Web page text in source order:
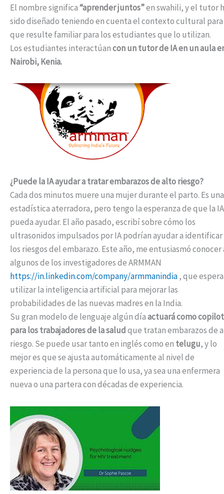
El nombre significa“aprender juntos”en swahili, y el tutor
sido diseñado teniendo en cuenta el contexto cultural para
que resulte familiar para los estudiantes que lo utilizan.
Los estudiantes interactúancon un tutor de IA en un aula
Nairobi, Kenia.
¿Puede la IA ayudar a tratar embarazos de alto riesgo?
Cada dos minutos muere una mujer durante el parto. Es una
estadística aterradora, pero tengo la esperanza de que la IA
pueda ayudar. El año pasado, escribí sobre cómo los
ultrasonidos impulsados por IA podrían ayudar a identificar
los riesgos del embarazo. Este año, me entusiasmó conocer
algunos de los investigadores de ARMMAN
https://in.linkedin.com/company/armmanindia, que
utilizar la inteligencia artificial para mejorar las
probabilidades de las nuevas madres en la India.
Su gran modelo de lenguaje algún díaactuará como
para los trabajadores de la saludque tratan embarazos de
riesgo. Se puede usar tanto en inglés como en telugu, y lo
mejor es que se ajusta automáticamente al nivel de
experiencia de la persona que lo usa, ya sea una enfermera
nueva o una partera con décadas de experiencia.